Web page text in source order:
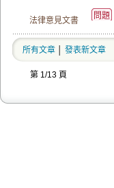
法律意見文書 問題
所有文章│ 發表新文章
第 1/13 頁